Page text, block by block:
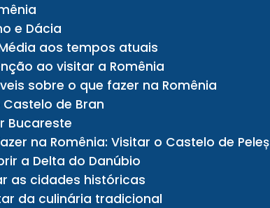
e Dácia
aos tempos atuais
ao visitar a Romênia
sobre o que fazer na Romênia
Castelo de Bran
Bucareste
na Romênia: Visitar o Castelo de Peleș
a Delta do Danúbio
as cidades históricas
da culinária tradicional